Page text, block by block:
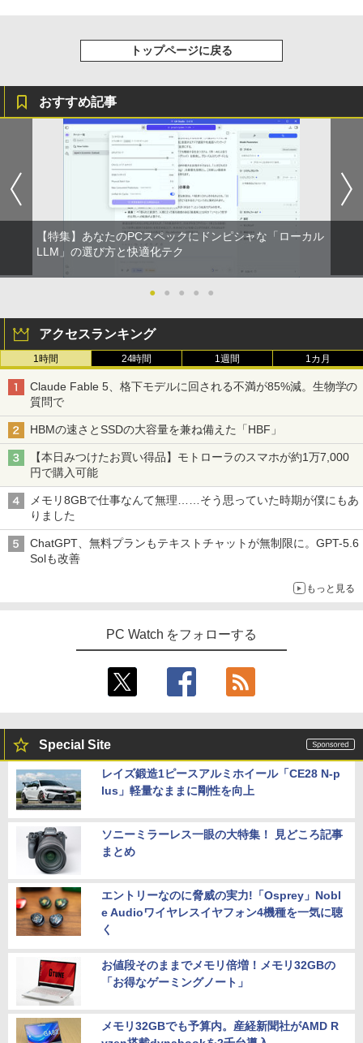
トップページに戻る
おすすめ記事
【特集】あなたのPCスペックにドンピシャな「ローカル
LLM」の選び方と快適化テク
● ● ● ● ●
アクセスランキング
1時間 24時間 1週間 1カ月
Claude Fable 5、格下モデルに回される不満が85%減。生物学の
質問で
HBMの速さとSSDの大容量を兼ね備えた「HBF」
【本日みつけたお買い得品】モトローラのスマホが約1万7,000
円で購入可能
メモリ8GBで仕事なんて無理……そう思っていた時期が僕にもあ
りました
ChatGPT、無料プランもテキストチャットが無制限に。GPT-5.6
Solも改善
もっと見る
PC Watch をフォローする
Special Site
レイズ鍛造1ピースアルミホイール「CE28 N-p
lus」軽量なままに剛性を向上
ソニーミラーレス一眼の大特集！ 見どころ記事
まとめ
エントリーなのに脅威の実力!「Osprey」Nobl
e Audioワイヤレスイヤフォン4機種を一気に聴
く
お値段そのままでメモリ倍増！メモリ32GBの
「お得なゲーミングノート」
メモリ32GBでも予算内。産経新聞社がAMD R